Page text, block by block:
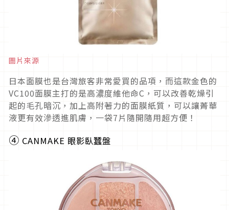
圖片來源
日本面膜也是台灣旅客非常愛買的品項，而這款金色的
VC100面膜主打的是高濃度維他命C，可以改善乾燥引
起的毛孔暗沉，加上高附著力的面膜紙質，可以讓菁華
液更有效滲透進肌膚，一袋7片隨開隨用超方便！
④ CANMAKE 眼影臥蠶盤